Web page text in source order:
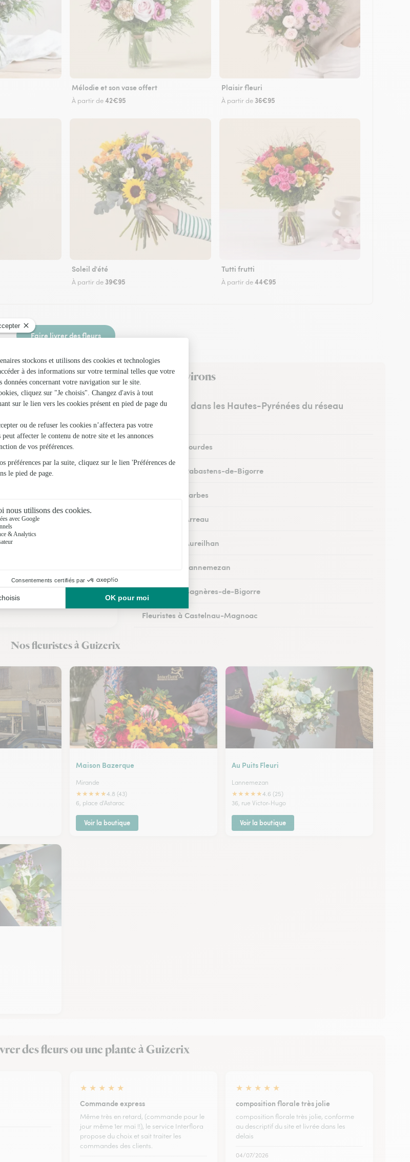
Mélodie et son vase offert
À partir de42€95
Plaisir fleuri
À partir de 36€95
Soleil d'été
À partir de 39€95
Tutti frutti
À partir de44€95
Faire livrer des fleurs
Interflora à Guizerix et dans ses environs
Les fleuristes dans les Hautes-Pyrénées du réseau
Fleuristes à Lourdes
Fleuristes à Rabastens-de-Bigorre
Fleuristes à Tarbes
Fleuristes à Arreau
Fleuristes à Aureilhan
Fleuristes à Lannemezan
Fleuristes à Bagnères-de-Bigorre
Fleuristes à Castelnau-Magnoac
Nos fleuristes à Guizerix
Maison Bazerque
Mirande
★★★★★4.8 (43)
6, place d'Astarac
Voir la boutique
Au Puits Fleuri
Lannemezan
★★★★★4.6 (25)
36, rue Victor-Hugo
Voir la boutique
des fleurs ou une plante à Guizerix
★ ★ ★ ★ ★
Commande express
Même très en retard, (commande pour le
jour même 1er mai !!), le service Interflora
propose du choix et sait traiter les
commandes des clients.
★ ★ ★ ★ ★
composition florale très jolie
composition florale très jolie, conforme
au descriptif du site et livrée dans les
delais
04/07/2026